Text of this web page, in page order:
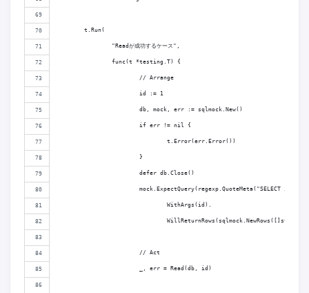
	t.Run(
		"Readが成功するケース",
		func(t *testing.T) {
			// Arrange
			id := 1
			db, mock, err := sqlmock.New()
			if err != nil {
				t.Error(err.Error())
			}
			defer db.Close()
mock.ExpectQuery(regexp.QuoteMeta("SELECT id,
				WithArgs(id).
			// Act
			_, err = Read(db, id)